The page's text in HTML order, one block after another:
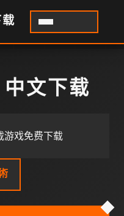
文下载
游戏免费下载